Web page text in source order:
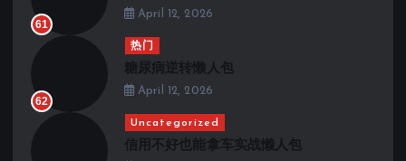
61
April 12, 2026
62
热门
糖尿病逆转懒人包
April 12, 2026
Uncategorized
信用不好也能拿车实战懒人包